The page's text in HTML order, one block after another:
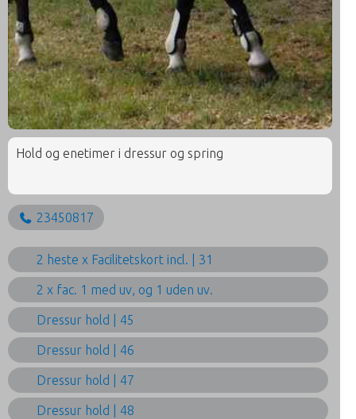
Hold og enetimer i dressur og spring
23450817
2 heste x Facilitetskort incl. | 31
2 x fac. 1 med uv, og 1 uden uv.
Dressur hold | 45
Dressur hold | 46
Dressur hold | 47
Dressur hold | 48